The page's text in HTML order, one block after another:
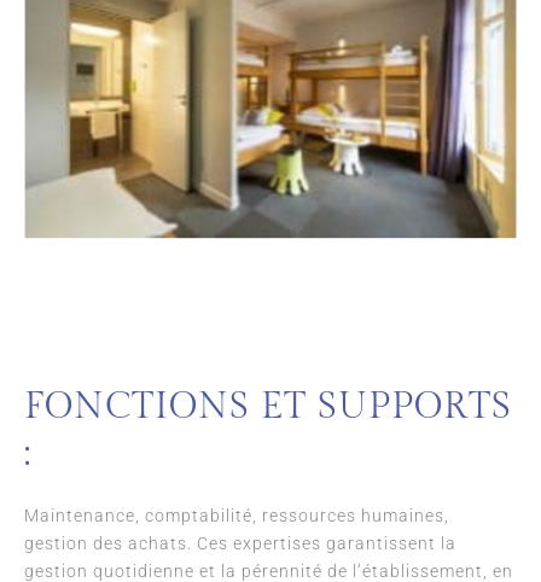
FONCTIONS ET SUPPORTS
:
Maintenance, comptabilité, ressources humaines,
gestion des achats. Ces expertises garantissent la
gestion quotidienne et la pérennité de l’établissement, en